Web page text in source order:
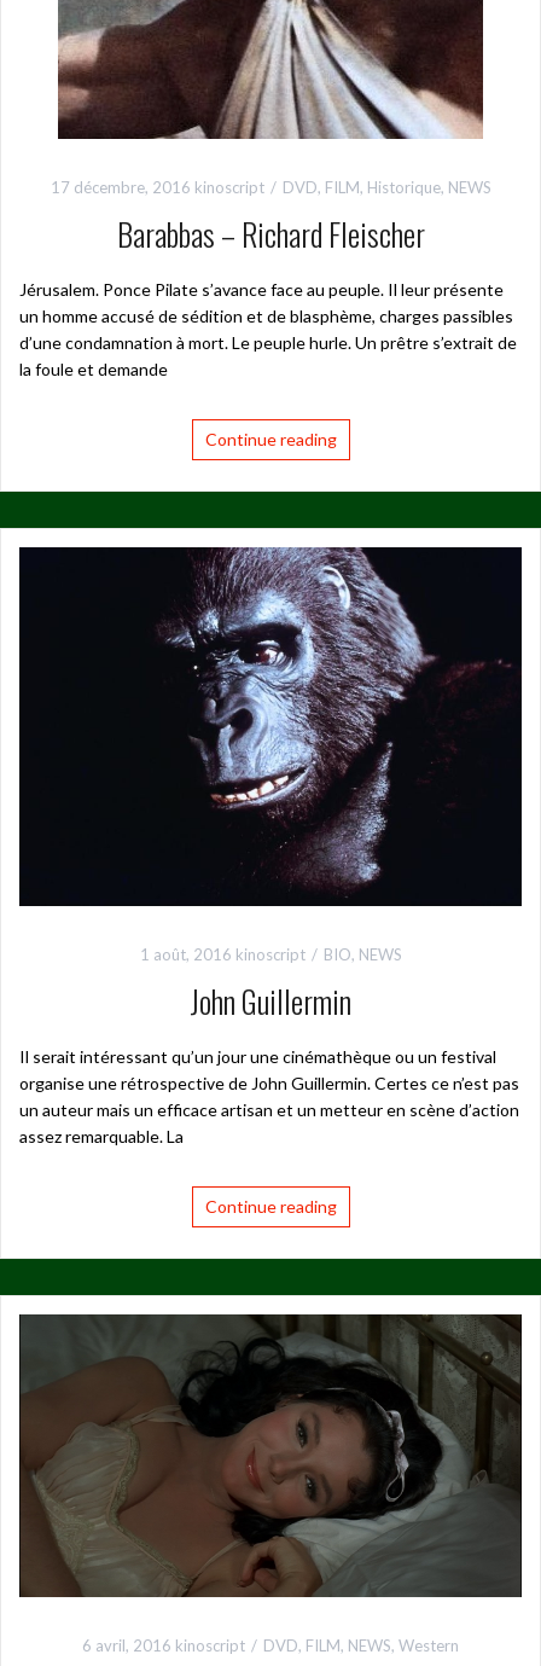
17 décembre, 2016 kinoscript DVD, FILM, Historique, NEWS
Barabbas – Richard Fleischer
Jérusalem. Ponce Pilate s’avance face au peuple. Il leur présente
un homme accusé de sédition et de blasphème, charges passibles
d’une condamnation à mort. Le peuple hurle. Un prêtre s’extrait de
la foule et demande
Continue reading
1 août, 2016 kinoscript BIO, NEWS
John Guillermin
Il serait intéressant qu’un jour une cinémathèque ou un festival
organise une rétrospective de John Guillermin. Certes ce n’est pas
un auteur mais un efficace artisan et un metteur en scène d’action
assez remarquable. La
Continue reading
6 avril, 2016 kinoscript DVD, FILM, NEWS, Western